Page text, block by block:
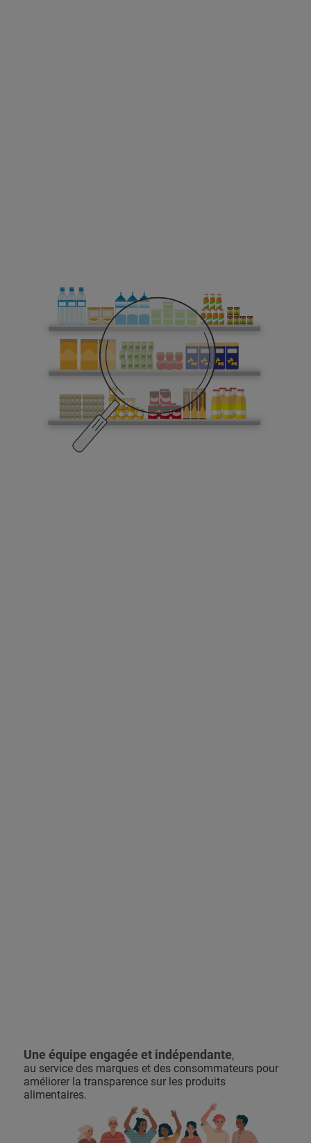
Une équipe engagée et indépendante,
au service des marques et des consommateurs pour
améliorer la transparence sur les produits
alimentaires.